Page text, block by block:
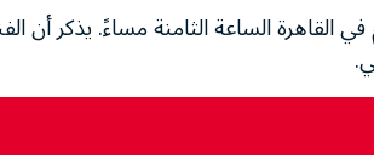
الساعة الثامنة مساءً. يذكر أن